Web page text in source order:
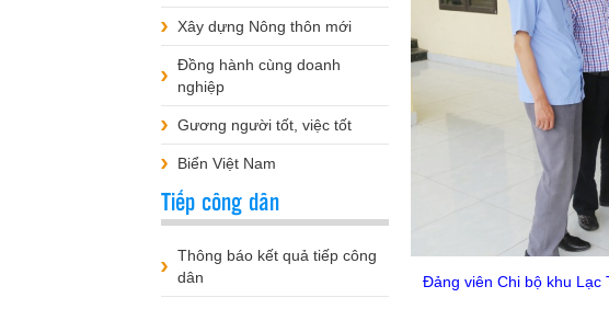
Đảng viên Chi bộ khu Lạc
Xây dựng Nông thôn mới
Đồng hành cùng doanh
nghiệp
Gương người tốt, việc tốt
Biển Việt Nam
Tiếp công dân
Thông báo kết quả tiếp công
dân